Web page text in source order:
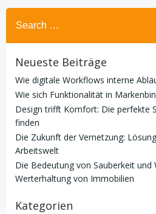
Search
for:
Neueste Beiträge
Wie digitale Workflows interne
Wie sich Funktionalität in
Design trifft Komfort: Die perfekte
finden
Die Zukunft der Vernetzung:
Arbeitswelt
Die Bedeutung von Sauberkeit und
Werterhaltung von Immobilien
Kategorien